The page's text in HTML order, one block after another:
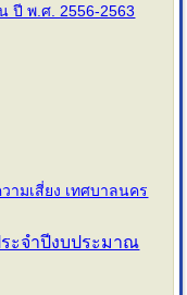
ปี พ.ศ. 2556-2563
ามเสี่ยง เทศบาลนคร
ะจำปีงบประมาณ